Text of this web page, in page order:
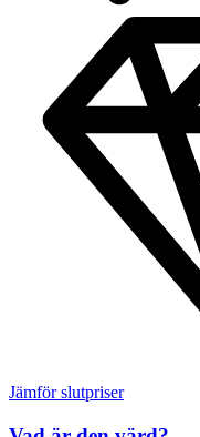
Jämför slutpriser